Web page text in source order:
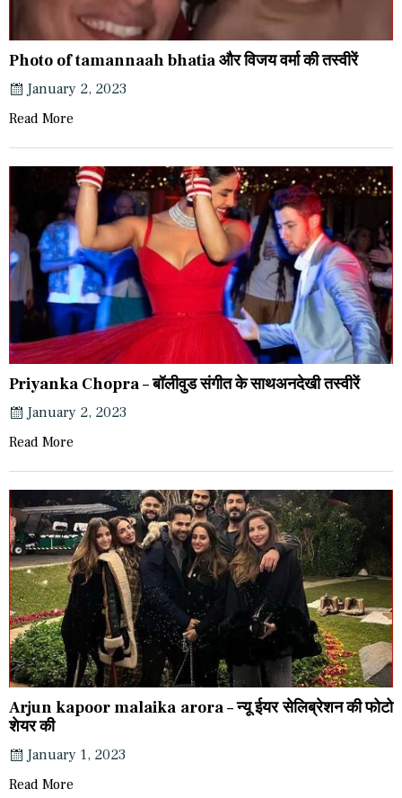
Photo of tamannaah bhatia और विजय वर्मा की तस्वीरें
January 2, 2023
Read More
Priyanka Chopra – बॉलीवुड संगीत के साथअनदेखी तस्वीरें
January 2, 2023
Read More
Arjun kapoor malaika arora – न्यू ईयर सेलिब्रेशन की फोटो
शेयर की
January 1, 2023
Read More